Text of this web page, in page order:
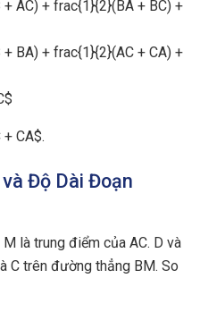
AC) + frac{1}{2}(BA + BC) +
BA) + frac{1}{2}(AC + CA) +
CA$.
Độ Dài Đoạn
là trung điểm của AC. D và
C trên đường thẳng BM. So